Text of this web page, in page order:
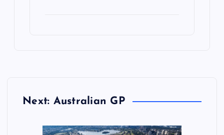
Next: Australian GP